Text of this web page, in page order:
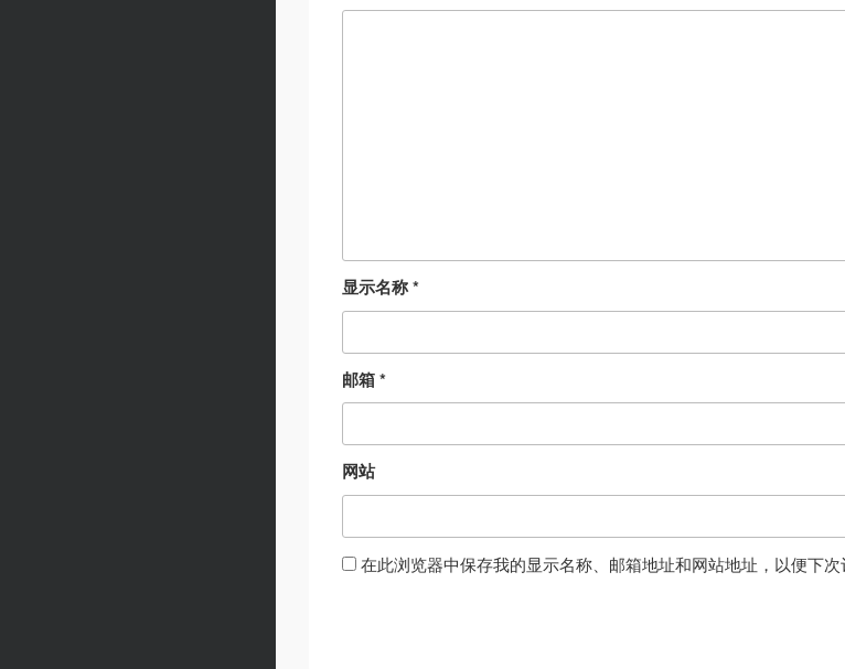
显示名称*
邮箱*
网站
在此浏览器中保存我的显示名称、邮箱地址和网站地址，以便下次